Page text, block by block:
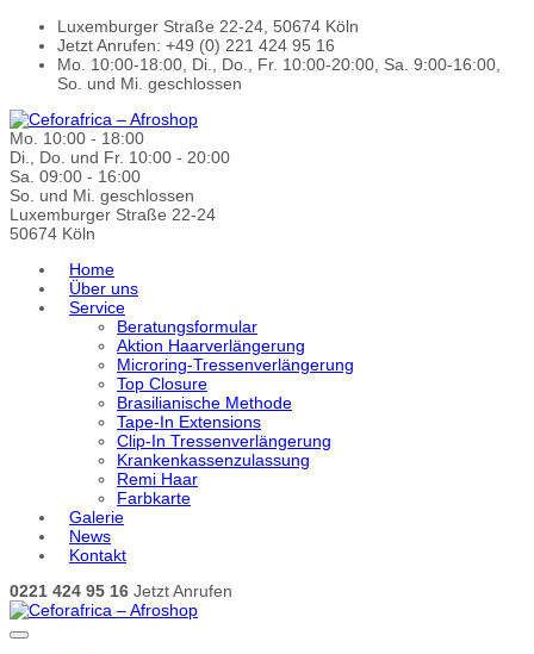
Luxemburger Straße 22-24, 50674 Köln
Jetzt Anrufen: +49 (0) 221 424 95 16
Mo. 10:00-18:00, Di., Do., Fr. 10:00-20:00, Sa. 9:00-16:00,
So. und Mi. geschlossen
Mo. 10:00 - 18:00
Di., Do. und Fr. 10:00 - 20:00
Sa. 09:00 - 16:00
So. und Mi. geschlossen
Luxemburger Straße 22-24
50674 Köln
Home
Über uns
Service
Beratungsformular
Aktion Haarverlängerung
Microring-Tressenverlängerung
Top Closure
Brasilianische Methode
Tape-In Extensions
Clip-In Tressenverlängerung
Krankenkassenzulassung
Remi Haar
Farbkarte
Galerie
News
Kontakt
0221 424 95 16 Jetzt Anrufen